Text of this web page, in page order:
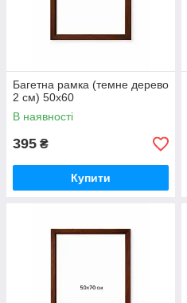
Багетна рамка (темне дерево
2 см) 50х60
В наявності
395 ₴
Купити